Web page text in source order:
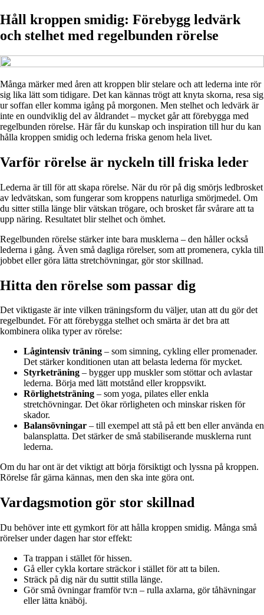
Håll kroppen smidig: Förebygg ledvärk
och stelhet med regelbunden rörelse
Många märker med åren att kroppen blir stelare och att lederna inte rör
sig lika lätt som tidigare. Det kan kännas trögt att knyta skorna, resa sig
ur soffan eller komma igång på morgonen. Men stelhet och ledvärk är
inte en oundviklig del av åldrandet – mycket går att förebygga med
regelbunden rörelse. Här får du kunskap och inspiration till hur du kan
hålla kroppen smidig och lederna friska genom hela livet.
Varför rörelse är nyckeln till friska leder
Lederna är till för att skapa rörelse. När du rör på dig smörjs ledbrosket
av ledvätskan, som fungerar som kroppens naturliga smörjmedel. Om
du sitter stilla länge blir vätskan trögare, och brosket får svårare att ta
upp näring. Resultatet blir stelhet och ömhet.
Regelbunden rörelse stärker inte bara musklerna – den håller också
lederna i gång. Även små dagliga rörelser, som att promenera, cykla till
jobbet eller göra lätta stretchövningar, gör stor skillnad.
Hitta den rörelse som passar dig
Det viktigaste är inte vilken träningsform du väljer, utan att du gör det
regelbundet. För att förebygga stelhet och smärta är det bra att
kombinera olika typer av rörelse:
Lågintensiv träning – som simning, cykling eller promenader.
Det stärker konditionen utan att belasta lederna för mycket.
Styrketräning – bygger upp muskler som stöttar och avlastar
lederna. Börja med lätt motstånd eller kroppsvikt.
Rörlighetsträning – som yoga, pilates eller enkla
stretchövningar. Det ökar rörligheten och minskar risken för
skador.
Balansövningar – till exempel att stå på ett ben eller använda en
balansplatta. Det stärker de små stabiliserande musklerna runt
lederna.
Om du har ont är det viktigt att börja försiktigt och lyssna på kroppen.
Rörelse får gärna kännas, men den ska inte göra ont.
Vardagsmotion gör stor skillnad
Du behöver inte ett gymkort för att hålla kroppen smidig. Många små
rörelser under dagen har stor effekt:
Ta trappan i stället för hissen.
Gå eller cykla kortare sträckor i stället för att ta bilen.
Sträck på dig när du suttit stilla länge.
Gör små övningar framför tv:n – rulla axlarna, gör tåhävningar
eller lätta knäböj.